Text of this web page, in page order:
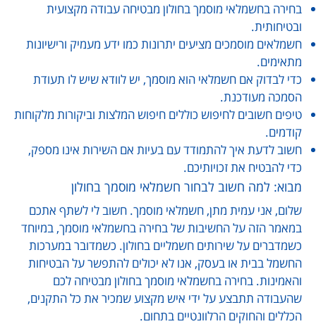
בחירה בחשמלאי מוסמך בחולון מבטיחה עבודה מקצועית
ובטיחותית.
חשמלאים מוסמכים מציעים יתרונות כמו ידע מעמיק ורישיונות
מתאימים.
כדי לבדוק אם חשמלאי הוא מוסמך, יש לוודא שיש לו תעודת
הסמכה מעודכנת.
טיפים חשובים לחיפוש כוללים חיפוש המלצות וביקורות מלקוחות
קודמים.
חשוב לדעת איך להתמודד עם בעיות אם השירות אינו מספק,
כדי להבטיח את זכויותיכם.
מבוא: למה חשוב לבחור חשמלאי מוסמך בחולון
שלום, אני עמית מתן, חשמלאי מוסמך. חשוב לי לשתף אתכם
במאמר הזה על החשיבות של בחירה בחשמלאי מוסמך, במיוחד
כשמדברים על שירותים חשמליים בחולון. כשמדובר במערכות
החשמל בבית או בעסק, אנו לא יכולים להתפשר על הבטיחות
והאמינות. בחירה בחשמלאי מוסמך בחולון מבטיחה לכם
שהעבודה תתבצע על ידי איש מקצוע שמכיר את כל התקנים,
הכללים והחוקים הרלוונטיים בתחום.